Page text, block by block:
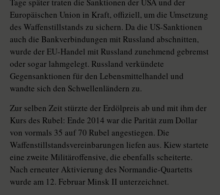
Europäischen Union in Kraft, offiziell, um die Umsetzung
des Waffenstillstands zu sichern. Da die US-Sanktionen
auch die Bankverbindungen mit Russland abschnitten,
wurde der EU-Handel mit Russland zunehmend gebremst
oder sogar lahmgelegt. Russland verkündete
Gegensanktionen für den Lebensmittelhandel und
wandte sich den Schwellenländern zu.
Zur selben Zeit stürzte der Erdölpreis ab und mit ihm der
Kurs des Rubel: Ende 2014 war die Parität zum Dollar
von vormals 35 auf 70 Rubel angestiegen. Die
Waffenstillstandsvereinbarungen liefen aus. Kiew startete
eine zweite Militäroffensive, die ebenfalls scheiterte.
Nach erneuter Aktivierung des Normandie-Quartetts
wurde am 12. Februar Minsk II unterzeichnet.